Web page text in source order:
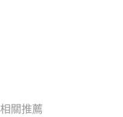
相關推薦